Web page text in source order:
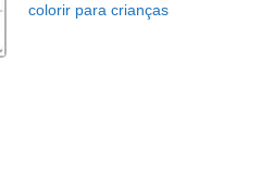
colorir para crianças